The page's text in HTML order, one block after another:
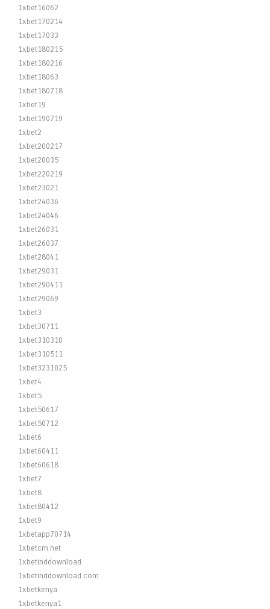
1xbet16062
1xbet170214
1xbet17033
1xbet180215
1xbet180216
1xbet18063
1xbet180718
1xbet19
1xbet190719
1xbet2
1xbet200217
1xbet20035
1xbet220219
1xbet23021
1xbet24036
1xbet24046
1xbet26031
1xbet26037
1xbet28041
1xbet29031
1xbet290411
1xbet29069
1xbet3
1xbet30711
1xbet310310
1xbet310511
1xbet3231025
1xbet4
1xbet5
1xbet50617
1xbet50712
1xbet6
1xbet60411
1xbet60618
1xbet7
1xbet8
1xbet80412
1xbet9
1xbetapp70714
1xbetcm.net
1xbetinddownload
1xbetinddownload.com
1xbetkenya
1xbetkenya1